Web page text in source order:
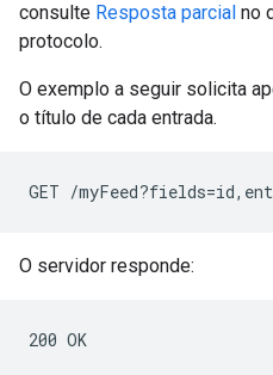
consulte Resposta parcial no
protocolo.
O exemplo a seguir solicita
o título de cada entrada.
GET /
O servidor responde:
200 OK